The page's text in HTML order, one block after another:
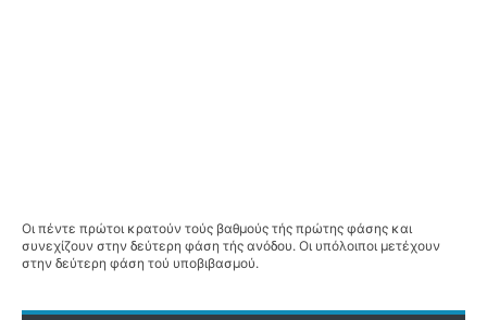
Οι πέντε πρώτοι κρατούν τούς βαθμούς τής πρώτης φάσης και
συνεχίζουν στην δεύτερη φάση τής ανόδου. Οι υπόλοιποι μετέχουν
στην δεύτερη φάση τού υποβιβασμού.